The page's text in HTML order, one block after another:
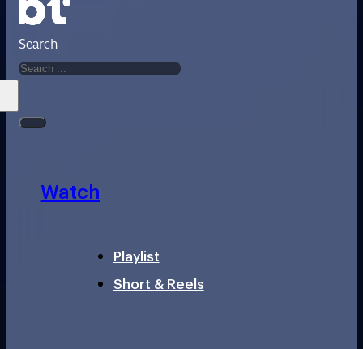
Search
Watch
Playlist
Short & Reels